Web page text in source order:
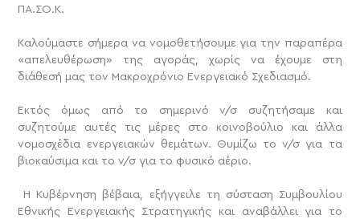
ΠΑ.ΣΟ.Κ.
Καλούμαστε σήμερα να νομοθετήσουμε για την παραπέρα
«απελευθέρωση» της αγοράς, χωρίς να έχουμε στη
διάθεσή μας τον Μακροχρόνιο Ενεργειακό Σχεδιασμό.
Εκτός όμως από το σημερινό ν/σ συζητήσαμε και
συζητούμε αυτές τις μέρες στο κοινοβούλιο και άλλα
νομοσχέδια ενεργειακών θεμάτων. Θυμίζω το ν/σ για τα
βιοκαύσιμα και το ν/σ για το φυσικό αέριο.
Η Κυβέρνηση βέβαια, εξήγγειλε τη σύσταση Συμβουλίου
Εθνικής Ενεργειακής Στρατηγικής και αναβάλλει για το